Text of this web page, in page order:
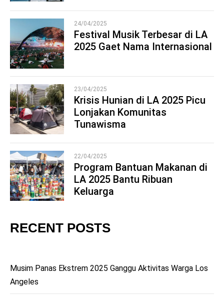
3
24/04/2025
Festival Musik Terbesar di LA
2025 Gaet Nama Internasional
4
23/04/2025
Krisis Hunian di LA 2025 Picu
Lonjakan Komunitas
Tunawisma
5
22/04/2025
Program Bantuan Makanan di
LA 2025 Bantu Ribuan
Keluarga
RECENT POSTS
Musim Panas Ekstrem 2025 Ganggu Aktivitas Warga Los
Angeles